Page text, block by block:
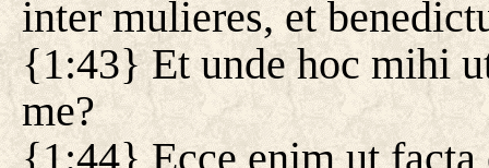
inter mulieres, et
{1:43} Et unde hoc mihi
me?
{1:44} Ecce enim ut